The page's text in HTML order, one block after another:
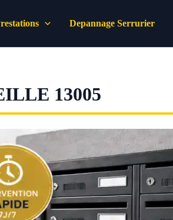
Depannage Serrurier
13005